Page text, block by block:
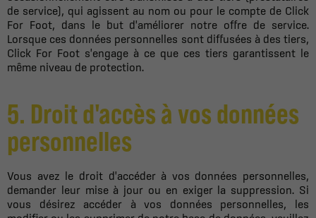
de service), qui agissent au nom ou pour le compte de Click
For Foot, dans le but d'améliorer notre offre de service.
Lorsque ces données personnelles sont diffusées à des tiers,
Click For Foot s'engage à ce que ces tiers garantissent le
même niveau de protection.
5. Droit d'accès à vos données
personnelles
Vous avez le droit d'accéder à vos données personnelles,
demander leur mise à jour ou en exiger la suppression. Si
vous désirez accéder à vos données personnelles, les